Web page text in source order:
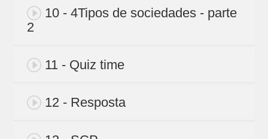
10 - 4Tipos de sociedades - parte
2
11 - Quiz time
12 - Resposta